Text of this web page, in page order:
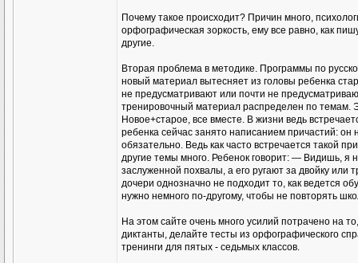
Почему такое происходит? Причин много,
орфографическая зоркость, ему все равно, как
другие.
Вторая проблема в методике. Программы по
новый материал вытесняет из головы ребенка
не предусматривают или почти не
тренировочный материал распределен по темам.
Новое+старое, все вместе. В жизни ведь
ребенка сейчас занято написанием причастий: он
обязательно. Ведь как часто встречается такой
другие темы много. Ребенок говорит: — Видишь, я
заслуженной похвалы, а его ругают за двойку или
дочери однозначно не подходит то, как ведется
нужно немного по-другому, чтобы не повторять
На этом сайте очень много усилий потрачено на
диктанты, делайте тесты из орфографического
тренинги для пятых - седьмых классов.